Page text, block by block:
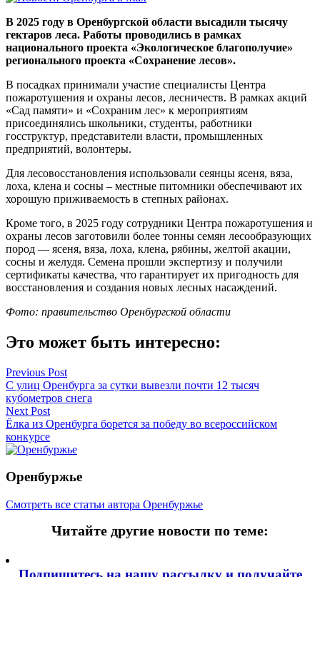
В 2025 году в Оренбургской области высадили тысячу
гектаров леса. Работы проводились в рамках
национального проекта «Экологическое благополучие»
регионального проекта «Сохранение лесов».
В посадках принимали участие специалисты Центра
пожаротушения и охраны лесов, лесничеств. В рамках акций
«Сад памяти» и «Сохраним лес» к мероприятиям
присоединялись школьники, студенты, работники
госструктур, представители власти, промышленных
предприятий, волонтеры.
Для лесовосстановления использовали сеянцы ясеня, вяза,
лоха, клена и сосны – местные питомники обеспечивают их
хорошую приживаемость в степных районах.
Кроме того, в 2025 году сотрудники Центра пожаротушения и
охраны лесов заготовили более тонны семян лесообразующих
пород — ясеня, вяза, лоха, клена, рябины, желтой акации,
сосны и желудя. Семена прошли экспертизу и получили
сертификаты качества, что гарантирует их пригодность для
восстановления и создания новых лесных насаждений.
Фото: правительство Оренбургской области
Это может быть интересно:
Навигация
по
записям
Previous Post
С улиц Оренбурга за сутки вывезли почти 12 тысяч
кубометров снега
Next Post
Ёлка из Оренбурга борется за победу во всероссийском
конкурсе
Оренбуржье
Смотреть все статьи автора Оренбуржье
Читайте другие новости по теме:
Подпишитесь на нашу рассылку и получайте